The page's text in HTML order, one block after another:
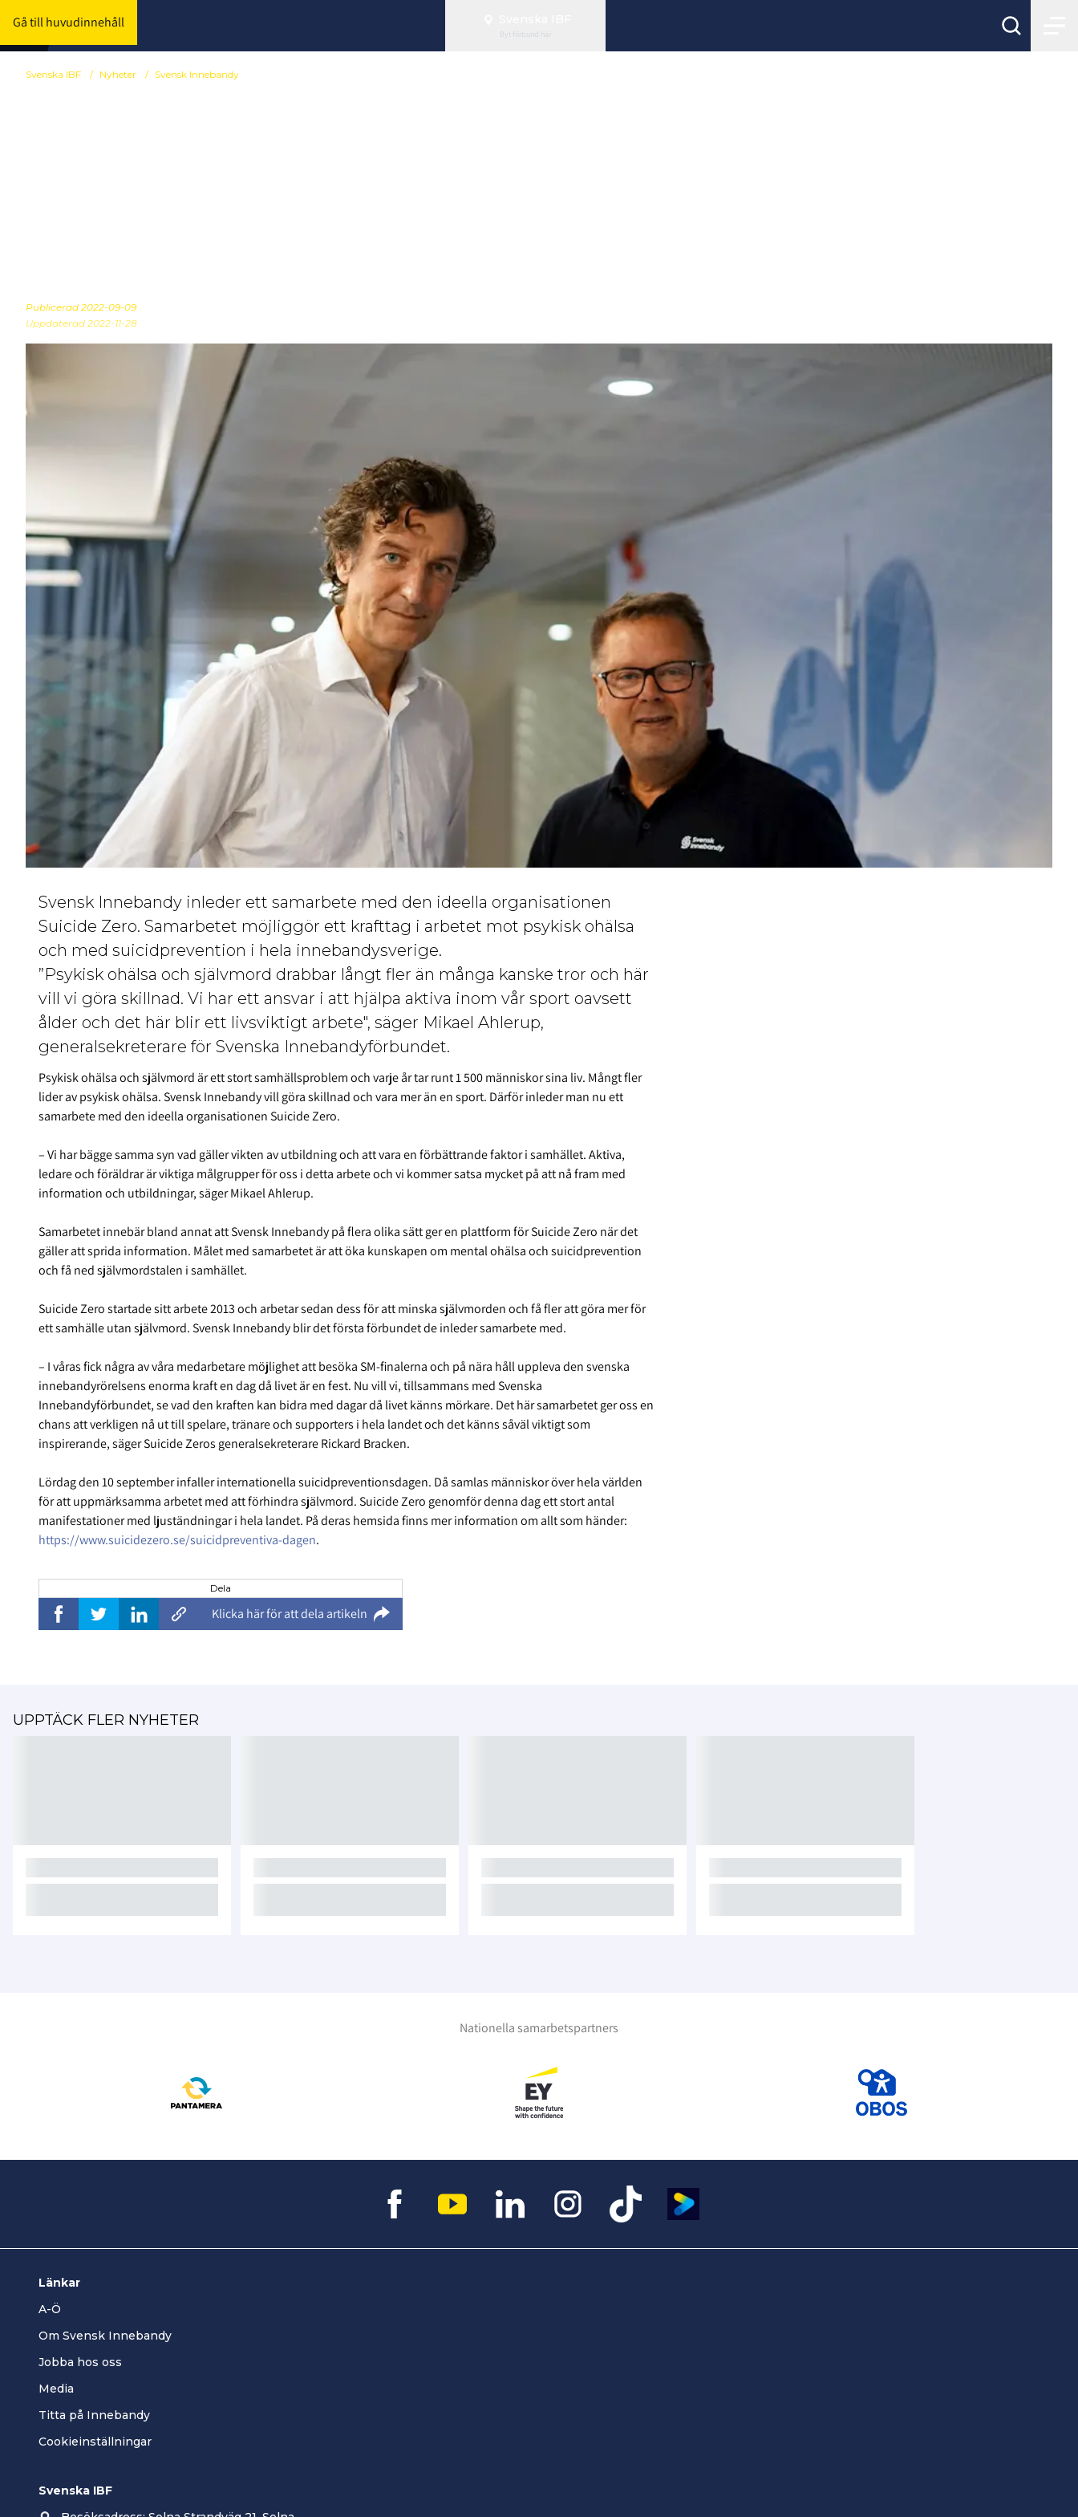
Gå till huvudinnehåll
Byt förbund här
Svenska IBF / Nyheter / Svensk Innebandy
Publicerad 2022-09-09
Uppdaterad 2022-11-28
Svensk Innebandy inleder ett samarbete med den ideella organisationen
Suicide Zero. Samarbetet möjliggör ett krafttag i arbetet mot psykisk ohälsa
och med suicidprevention i hela innebandysverige.
”Psykisk ohälsa och självmord drabbar långt fler än många kanske tror och här
vill vi göra skillnad. Vi har ett ansvar i att hjälpa aktiva inom vår sport oavsett
ålder och det här blir ett livsviktigt arbete", säger Mikael Ahlerup,
generalsekreterare för Svenska Innebandyförbundet.
Psykisk ohälsa och självmord är ett stort samhällsproblem och varje år tar runt 1 500 människor sina liv. Mångt fler
lider av psykisk ohälsa. Svensk Innebandy vill göra skillnad och vara mer än en sport. Därför inleder man nu ett
samarbete med den ideella organisationen Suicide Zero.
– Vi har bägge samma syn vad gäller vikten av utbildning och att vara en förbättrande faktor i samhället. Aktiva,
ledare och föräldrar är viktiga målgrupper för oss i detta arbete och vi kommer satsa mycket på att nå fram med
information och utbildningar, säger Mikael Ahlerup.
Samarbetet innebär bland annat att Svensk Innebandy på flera olika sätt ger en plattform för Suicide Zero när det
gäller att sprida information. Målet med samarbetet är att öka kunskapen om mental ohälsa och suicidprevention
och få ned självmordstalen i samhället.
Suicide Zero startade sitt arbete 2013 och arbetar sedan dess för att minska självmorden och få fler att göra mer för
ett samhälle utan självmord. Svensk Innebandy blir det första förbundet de inleder samarbete med.
– I våras fick några av våra medarbetare möjlighet att besöka SM-finalerna och på nära håll uppleva den svenska
innebandyrörelsens enorma kraft en dag då livet är en fest. Nu vill vi, tillsammans med Svenska
Innebandyförbundet, se vad den kraften kan bidra med dagar då livet känns mörkare. Det här samarbetet ger oss en
chans att verkligen nå ut till spelare, tränare och supporters i hela landet och det känns såväl viktigt som
inspirerande, säger Suicide Zeros generalsekreterare Rickard Bracken.
Lördag den 10 september infaller internationella suicidpreventionsdagen. Då samlas människor över hela världen
för att uppmärksamma arbetet med att förhindra självmord. Suicide Zero genomför denna dag ett stort antal
manifestationer med ljuständningar i hela landet. På deras hemsida finns mer information om allt som händer:
https://www.suicidezero.se/suicidpreventiva-dagen.
Dela
Klicka här för att dela artikeln
UPPTÄCK FLER NYHETER
Nationella samarbetspartners
Länkar
A-Ö
Om Svensk Innebandy
Jobba hos oss
Media
Titta på Innebandy
Cookieinställningar
Svenska IBF